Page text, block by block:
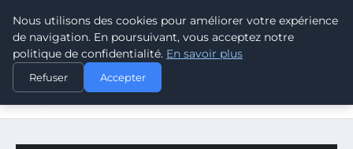
CLIMATE RESPONSE BLOG
ACCUEIL
ÉNERGIE RENOUVELABLE
OPTIMISER ET CONTRÔLER EFFICACEMENT LES DÉPENSES
Nous utilisons des cookies pour améliorer votre expérience
de navigation. En poursuivant, vous acceptez notre
politique de confidentialité. En savoir plus
Refuser Accepter